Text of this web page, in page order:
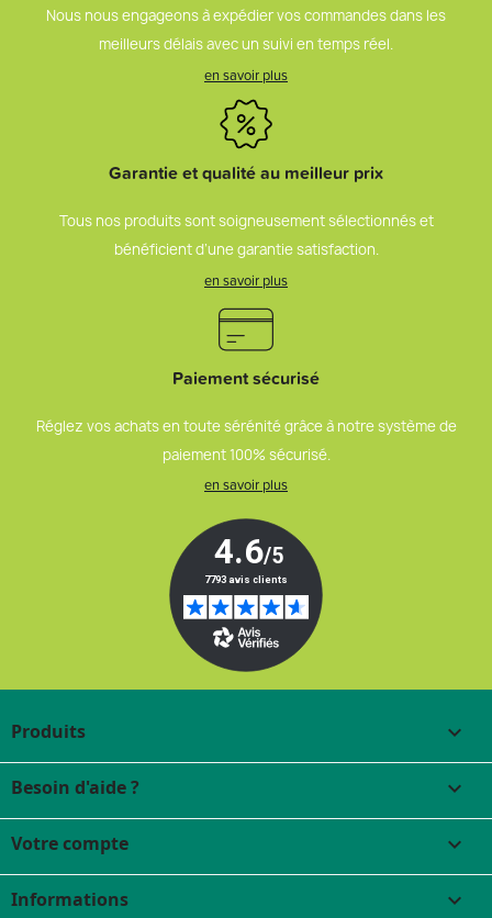
Nous nous engageons à expédier vos commandes dans les
meilleurs délais avec un suivi en temps réel.
en savoir plus
Garantie et qualité au meilleur prix
Tous nos produits sont soigneusement sélectionnés et
bénéficient d’une garantie satisfaction.
en savoir plus
Paiement sécurisé
Réglez vos achats en toute sérénité grâce à notre système de
paiement 100% sécurisé.
en savoir plus
Produits 
Besoin d'aide ? 
Votre compte 
Informations keyboard_arrow_down